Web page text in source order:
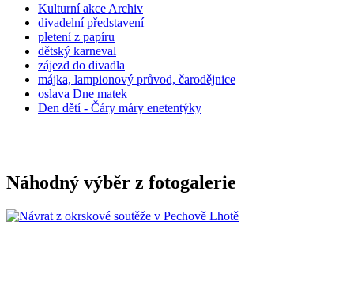
Kulturní akce Archiv
divadelní představení
pletení z papíru
dětský karneval
zájezd do divadla
májka, lampionový průvod, čarodějnice
oslava Dne matek
Den dětí - Čáry máry enetentýky
Náhodný výběr z fotogalerie